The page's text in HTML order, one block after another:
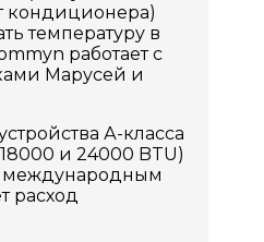
кондиционера)
температуру в
работает с
Марусей и
А-класса
и 24000 BTU)
международным
расход